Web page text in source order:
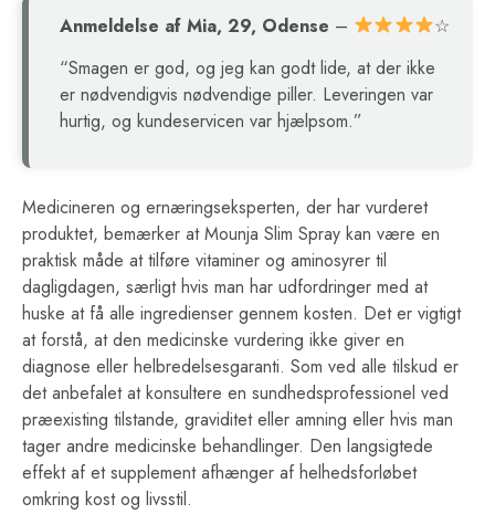
Anmeldelse af Mia, 29, Odense –
☆
“Smagen er god, og jeg kan godt lide, at der ikke
er nødvendigvis nødvendige piller. Leveringen var
hurtig, og kundeservicen var hjælpsom.”
Medicineren og ernæringseksperten, der har vurderet
produktet, bemærker at Mounja Slim Spray kan være en
praktisk måde at tilføre vitaminer og aminosyrer til
dagligdagen, særligt hvis man har udfordringer med at
huske at få alle ingredienser gennem kosten. Det er vigtigt
at forstå, at den medicinske vurdering ikke giver en
diagnose eller helbredelsesgaranti. Som ved alle tilskud er
det anbefalet at konsultere en sundhedsprofessionel ved
præexisting tilstande, graviditet eller amning eller hvis man
tager andre medicinske behandlinger. Den langsigtede
effekt af et supplement afhænger af helhedsforløbet
omkring kost og livsstil.